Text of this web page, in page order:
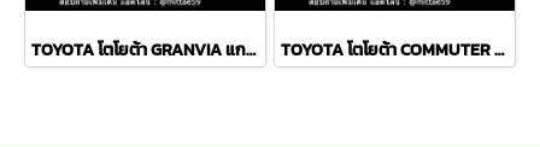
TOYOTA โตโยต้า GRANVIA แกรนด์เวีย KCH10 จานเบรค TRW หน้า TOYOTA โตโยต้า COMMUTER คอมมูเตอร์ 2.5, 3.0 จานเบรค TRW หน้า